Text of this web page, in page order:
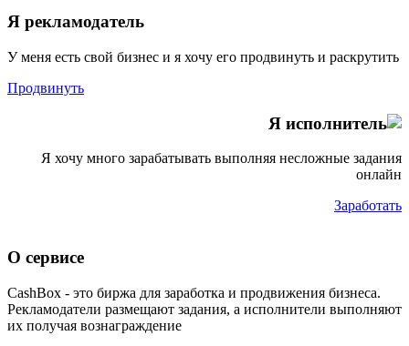
Я рекламодатель
У меня есть свой бизнес и я хочу его продвинуть и раскрутить
Продвинуть
Я исполнитель
Я хочу много зарабатывать выполняя несложные задания
онлайн
Заработать
О сервисе
CashBox - это биржа для заработка и продвижения бизнеса.
Рекламодатели размещают задания, а исполнители выполняют
их получая вознаграждение